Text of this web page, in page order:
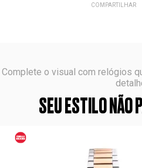
COMPARTILHAR
Complete o visual com relógios
SEU ESTILO NÃO